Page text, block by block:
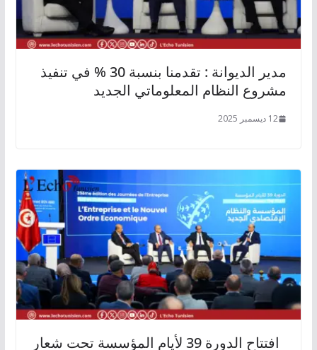
مدير الديوانة : تقدمنا بنسبة 30 % في تنفيذ
مشروع النظام المعلوماتي الجديد
12 ديسمبر 2025
افتتاح الدورة 39 لأيام المؤسسة تحت شعار